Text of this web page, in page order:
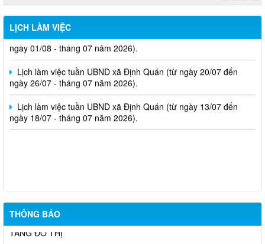
LỊCH LÀM VIỆC
ngày 08/08 - tháng 08 năm 2026).
Lịch làm việc tuần UBND xã Định Quán (từ ngày 27/07 đến
ngày 01/08 - tháng 07 năm 2026).
Lịch làm việc tuần UBND xã Định Quán (từ ngày 20/07 đến
ngày 26/07 - tháng 07 năm 2026).
Lịch làm việc tuần UBND xã Định Quán (từ ngày 13/07 đến
ngày 18/07 - tháng 07 năm 2026).
THÔNG BÁO
CHÍNH THỨC PHÊ DUYỆT QUY HOẠCH CHI TIẾT 1/500 KHU
TÁI ĐỊNH CƯ 3 THỊ TRẤN ĐỊNH QUÁN: ĐIỂM SÁNG MỚI VỀ HẠ
TẦNG ĐÔ THỊ